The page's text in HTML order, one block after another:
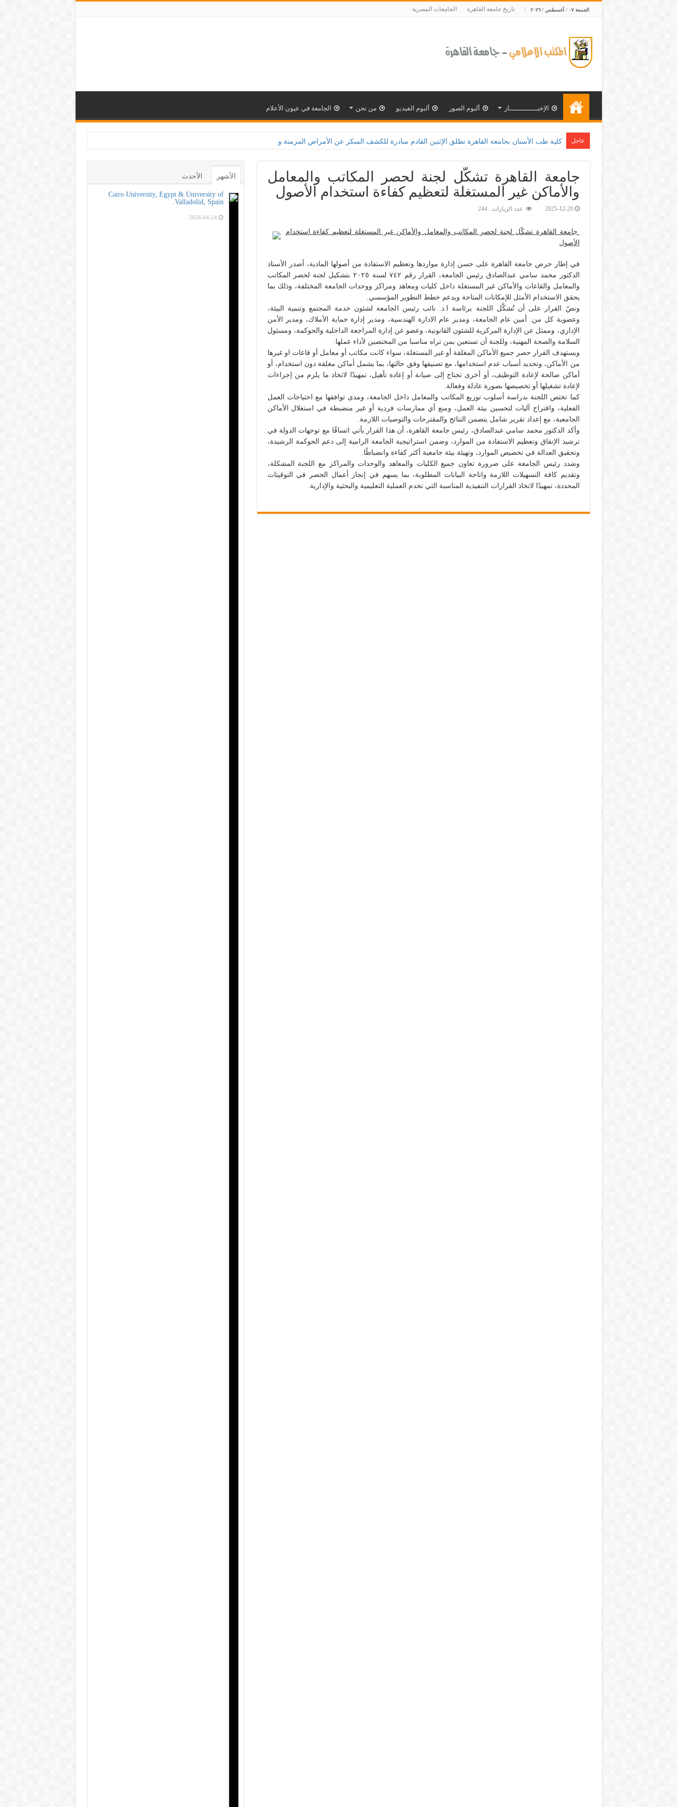
الجمعة ٠٧ / أغسطس / ٢٠٢٦ تاريخ جامعة القاهرة الجامعات المصرية
الإخبــــــــــــــار ألبوم الصور ألبوم الفيديو من نحن الجامعة في عيون الأعلام
عاجل
جامعة القاهرة تشكّل لجنة لحصر المكاتب والمعامل
والأماكن غير المستغلة لتعظيم كفاءة استخدام الأصول‎
2025-12-20 عدد الزيارات : 244
جامعة القاهرة تشكّل لجنة لحصر المكاتب والمعامل والأماكن غير المستغلة لتعظيم كفاءة استخدام
الأصول
في إطار حرص جامعة القاهرة على حسن إدارة مواردها وتعظيم الاستفادة من أصولها المادية، أصدر الأستاذ
الدكتور محمد سامي عبدالصادق رئيس الجامعة، القرار رقم ٧٤٢ لسنة ٢٠٢٥ بتشكيل لجنة لحصر المكاتب
والمعامل والقاعات والأماكن غير المستغلة داخل كليات ومعاهد ومراكز ووحدات الجامعة المختلفة، وذلك بما
يحقق الاستخدام الأمثل للإمكانات المتاحة ويدعم خطط التطوير المؤسسي.
ونصّ القرار على أن تُشكَّل اللجنة برئاسة ا.د. نائب رئيس الجامعة لشئون خدمة المجتمع وتنمية البيئة،
وعضوية كل من: أمين عام الجامعة، ومدير عام الادارة الهندسية، ومدير إدارة حماية الأملاك، ومدير الأمن
الإداري، وممثل عن الإدارة المركزية للشئون القانونية، وعضو عن إدارة المراجعة الداخلية والحوكمة، ومسئول
السلامة والصحة المهنية، وللجنة أن تستعين بمن تراه مناسبا من المختصين لأداء عملها.
ويستهدف القرار حصر جميع الأماكن المغلقة أو غير المستغلة، سواء كانت مكاتب أو معامل أو قاعات او غيرها
من الأماكن، وتحديد أسباب عدم استخدامها، مع تصنيفها وفق حالتها، بما يشمل أماكن مغلقة دون استخدام، أو
أماكن صالحة لإعادة التوظيف، أو أخرى تحتاج إلى صيانة أو إعادة تأهيل، تمهيدًا لاتخاذ ما يلزم من إجراءات
لإعادة تشغيلها أو تخصيصها بصورة عادلة وفعالة.
كما تختص اللجنة بدراسة أسلوب توزيع المكاتب والمعامل داخل الجامعة، ومدى توافقها مع احتياجات العمل
الفعلية، واقتراح آليات لتحسين بيئة العمل، ومنع أي ممارسات فردية أو غير منضبطة في استغلال الأماكن
الجامعية، مع إعداد تقرير شامل يتضمن النتائج والمقترحات والتوصيات اللازمة.
وأكد الدكتور محمد سامي عبدالصادق، رئيس جامعة القاهرة، أن هذا القرار يأتي اتساقًا مع توجهات الدولة في
ترشيد الإنفاق وتعظيم الاستفادة من الموارد، وضمن استراتيجية الجامعة الرامية إلى دعم الحوكمة الرشيدة،
وتحقيق العدالة في تخصيص الموارد، وتهيئة بيئة جامعية أكثر كفاءة وانضباطًا.
وشدد رئيس الجامعة على ضرورة تعاون جميع الكليات والمعاهد والوحدات والمراكز مع اللجنة المشكلة،
وتقديم كافة التسهيلات اللازمة واتاحة البيانات المطلوبة، بما يسهم في إنجاز أعمال الحصر في التوقيتات
المحددة، تمهيدًا لاتخاذ القرارات التنفيذية المناسبة التي تخدم العملية التعليمية والبحثية والإدارية.
الأشهر الأحدث
Cairo University, Egypt & University of
Valladolid, Spain.
2026-04-24